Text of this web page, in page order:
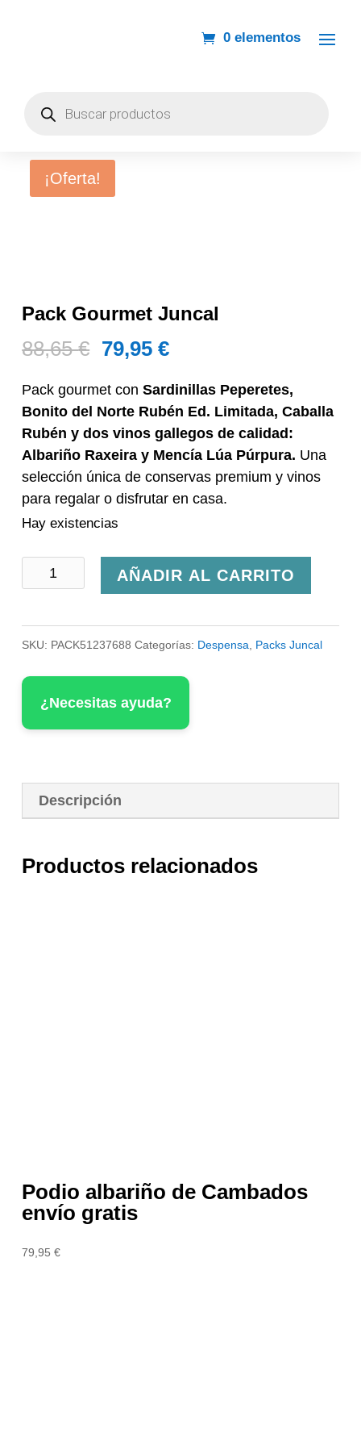
0 elementos
¡Oferta!
Pack Gourmet Juncal
88,65€ El
original
era:
88,65 €.
79,95€El
actual
es:
79,95 €.
Pack gourmet conSardinillas Peperetes,
Bonito del Norte Rubén Ed. Limitada, Caballa
Rubén y dos vinos gallegos de calidad:
Albariño Raxeira y Mencía Lúa Púrpura. Una
selección única de conservas premium y vinos
para regalar o disfrutar en casa.
Hay existencias
Pack
Juncal
cantidad
AÑADIR AL CARRITO
SKU: PACK51237688 Categorías: Despensa, Packs Juncal
¿Necesitas ayuda?
Descripción
Productos relacionados
Podio albariño de Cambados
envío gratis
79,95€